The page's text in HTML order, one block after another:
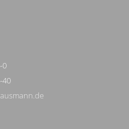
0
40